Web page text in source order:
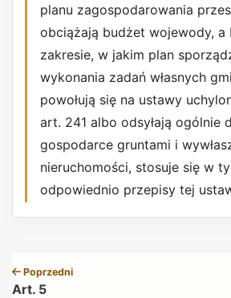
planu zagospodarowania
obciążają budżet wojewody,
zakresie, w jakim plan
wykonania zadań własnych
powołują się na ustawy
art. 241 albo odsyłają ogólnie
gospodarce gruntami i
nieruchomości, stosuje się w
odpowiednio przepisy tej
Poprzedni
Art. 5